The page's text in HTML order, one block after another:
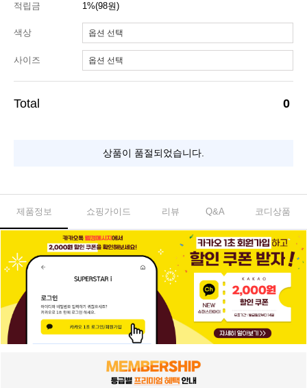
적립금 1%(98원)
색상
사이즈
0
상품이 품절되었습니다.
제품정보 쇼핑가이드 리뷰 Q&A 코디상품